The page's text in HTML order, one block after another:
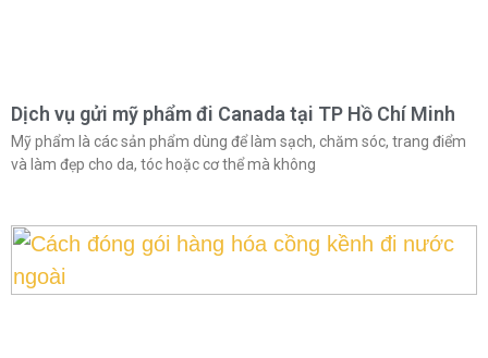
Dịch vụ gửi mỹ phẩm đi Canada tại TP Hồ Chí Minh
Mỹ phẩm là các sản phẩm dùng để làm sạch, chăm sóc, trang điểm
và làm đẹp cho da, tóc hoặc cơ thể mà không